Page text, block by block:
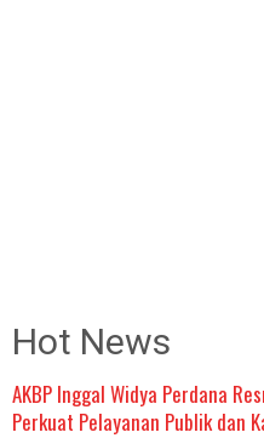
Hot News
AKBP Inggal Widya Perdana
Perkuat Pelayanan Publik dan